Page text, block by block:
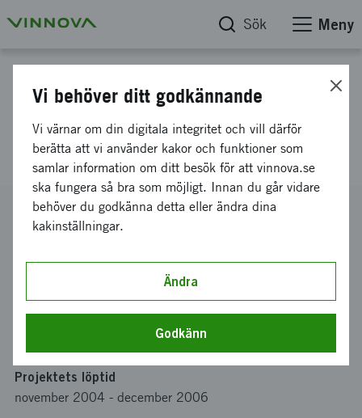
Sök Meny
Förbättrad hudgenomföring för
benförankrad hörapparat
Diarienummer
2004-00495
Koordinator
Institutionen för cell- och
molekylärbiologi
Projektets löptid
november 2004 - december 2006
Vi behöver ditt godkännande
Vi värnar om din digitala integritet och vill därför
berätta att vi använder kakor och funktioner som
samlar information om ditt besök för att vinnova.se
ska fungera så bra som möjligt. Innan du går vidare
behöver du godkänna detta eller ändra dina
kakinställningar.
Ändra
Godkänn